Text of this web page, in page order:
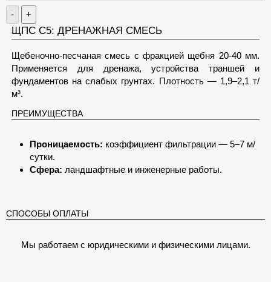
- +
ЩПС С5: ДРЕНАЖНАЯ СМЕСЬ
Щебеночно-песчаная смесь с фракцией щебня 20-40 мм.
Применяется для дренажа, устройства траншей и
фундаментов на слабых грунтах. Плотность — 1,9–2,1 т/
м³.
ПРЕИМУЩЕСТВА
Проницаемость: коэффициент фильтрации — 5–7 м/
сутки.
Сфера: ландшафтные и инженерные работы.
СПОСОБЫ ОПЛАТЫ
Мы работаем с юридическими и физическими лицами.